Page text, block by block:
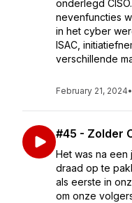
onderlegd
nevenfuncties
in het cyber
ISAC,
verschillende
February 21, 2024•
#45 - Zolder
Het was na een
draad op te
als eerste in
om onze